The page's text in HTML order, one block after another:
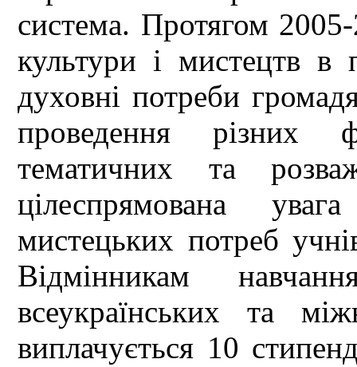
система. Протягом 2005-
культури і мистецтв в
духовні потреби
проведення різних
тематичних та
цілеспрямована
мистецьких потреб
Відмінникам
всеукраїнських та
виплачується 10